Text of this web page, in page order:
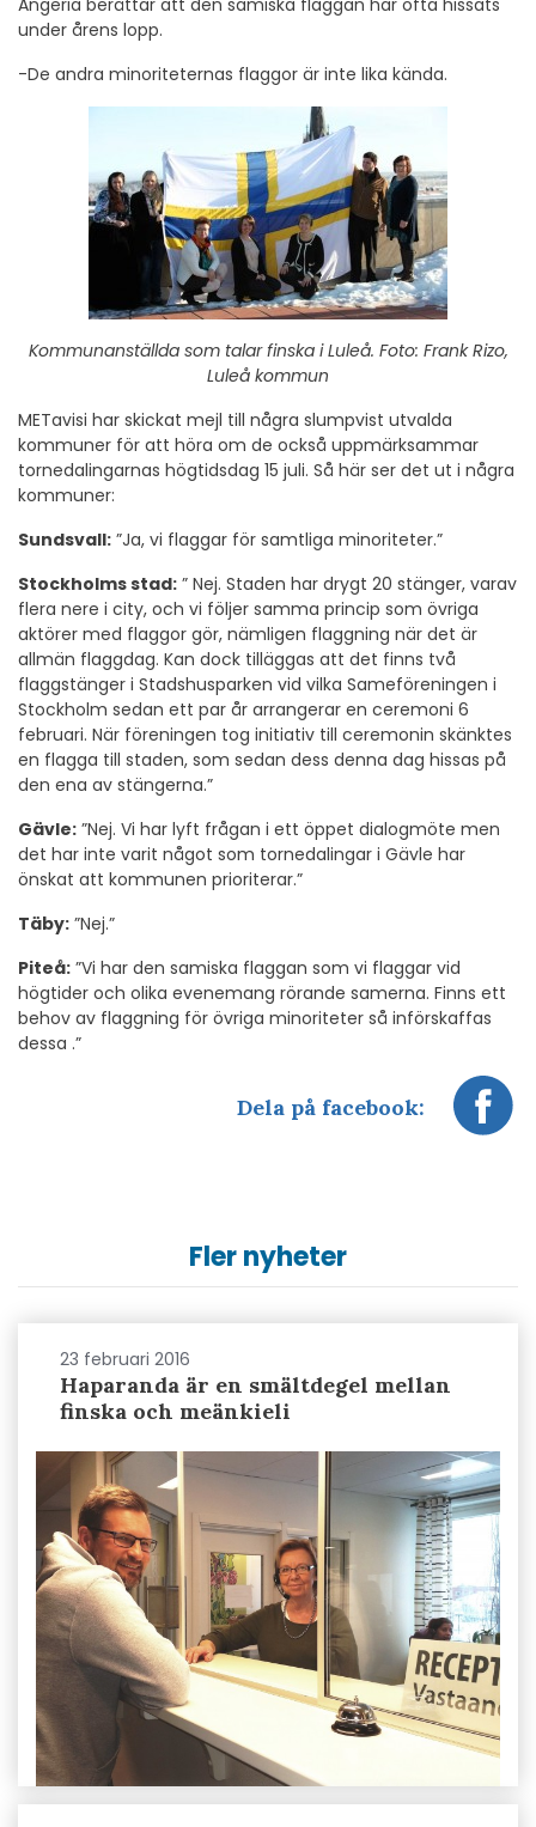
Angeria berättar att den samiska flaggan har ofta hissats
under årens lopp.
-De andra minoriteternas flaggor är inte lika kända.
Kommunanställda som talar finska i Luleå. Foto: Frank Rizo,
Luleå kommun
METavisi har skickat mejl till några slumpvist utvalda
kommuner för att höra om de också uppmärksammar
tornedalingarnas högtidsdag 15 juli. Så här ser det ut i några
kommuner:
Sundsvall: ”Ja, vi flaggar för samtliga minoriteter.”
Stockholms stad: ” Nej. Staden har drygt 20 stänger, varav
flera nere i city, och vi följer samma princip som övriga
aktörer med flaggor gör, nämligen flaggning när det är
allmän flaggdag. Kan dock tilläggas att det finns två
flaggstänger i Stadshusparken vid vilka Sameföreningen i
Stockholm sedan ett par år arrangerar en ceremoni 6
februari. När föreningen tog initiativ till ceremonin skänktes
en flagga till staden, som sedan dess denna dag hissas på
den ena av stängerna.”
Gävle: ”Nej. Vi har lyft frågan i ett öppet dialogmöte men
det har inte varit något som tornedalingar i Gävle har
önskat att kommunen prioriterar.”
Täby: ”Nej.”
Piteå: ”Vi har den samiska flaggan som vi flaggar vid
högtider och olika evenemang rörande samerna. Finns ett
behov av flaggning för övriga minoriteter så införskaffas
dessa .”
Dela på facebook:
Fler nyheter
23 februari 2016
Haparanda är en smältdegel mellan
finska och meänkieli